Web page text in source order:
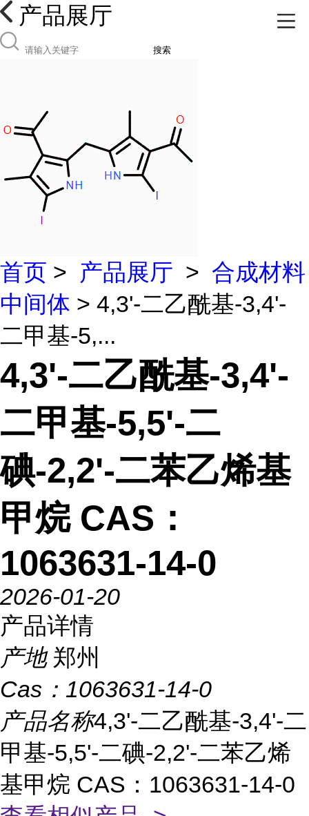
产品展厅
搜索
首页 > 产品展厅 > 合成材料
中间体 > 4,3'-二乙酰基-3,4'-
二甲基-5,...
4,3'-二乙酰基-3,4'-
二甲基-5,5'-二
碘-2,2'-二苯乙烯基
甲烷 CAS：
1063631-14-0
2026-01-20
产品详情
产地 郑州
Cas： 1063631-14-0
产品名称4,3'-二乙酰基-3,4'-二
甲基-5,5'-二碘-2,2'-二苯乙烯
基甲烷 CAS：1063631-14-0